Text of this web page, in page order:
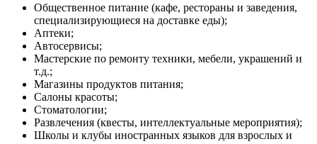
Общественное питание (кафе, рестораны и заведения,
специализирующиеся на доставке еды);
Аптеки;
Автосервисы;
Мастерские по ремонту техники, мебели, украшений и
т.д.;
Магазины продуктов питания;
Салоны красоты;
Стоматологии;
Развлечения (квесты, интеллектуальные мероприятия);
Школы и клубы иностранных языков для взрослых и